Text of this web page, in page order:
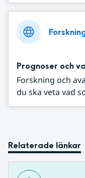
Prognoser och
Forskning och
du ska veta vad
Relaterade länkar